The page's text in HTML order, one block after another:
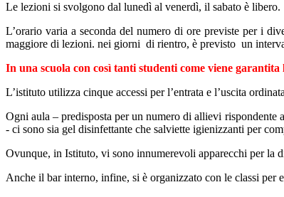
Le lezioni si svolgono dal lunedì al venerdì, il sabato è libero.
L’orario varia a seconda del numero di ore previste per i
maggiore di lezioni. nei giorni di rientro, è previsto un
In una scuola con così tanti studenti come viene
L’istituto utilizza cinque accessi per l’entrata e l’uscita
Ogni aula – predisposta per un numero di allievi
- ci sono sia gel disinfettante che salviette igienizzanti per
Ovunque, in Istituto, vi sono innumerevoli apparecchi per la
Anche il bar interno, infine, si è organizzato con le classi